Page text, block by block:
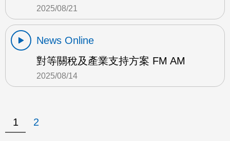
2025/08/21
News Online
對等關稅及產業支持方案 FM AM
2025/08/14
1 2